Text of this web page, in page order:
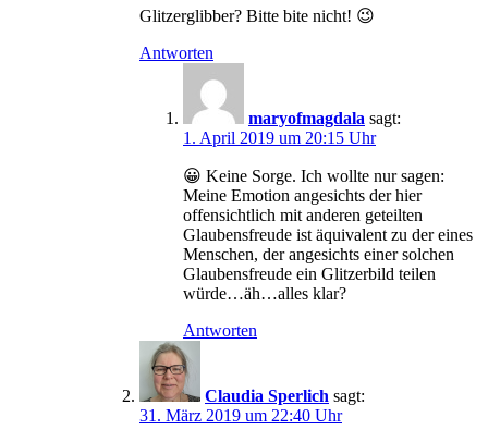
Glitzerglibber? Bitte bite nicht! 😉
Antworten
maryofmagdala sagt:
1. April 2019 um 20:15 Uhr
😀 Keine Sorge. Ich wollte nur sagen:
Meine Emotion angesichts der hier
offensichtlich mit anderen geteilten
Glaubensfreude ist äquivalent zu der eines
Menschen, der angesichts einer solchen
Glaubensfreude ein Glitzerbild teilen
würde…äh…alles klar?
Antworten
Claudia Sperlich sagt:
31. März 2019 um 22:40 Uhr